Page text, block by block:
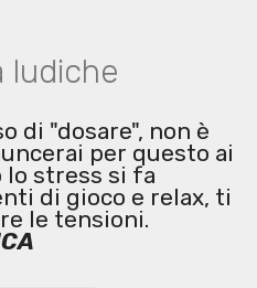
ludiche
di "dosare", non è
per questo ai
lo stress si fa
di gioco e relax, ti
le tensioni.